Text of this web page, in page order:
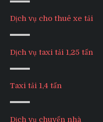
Dịch vụ cho thuê xe tải
Dịch vụ taxi tải 1,25 tấn
Taxi tải 1,4 tấn
Dịch vụ chuyển nhà